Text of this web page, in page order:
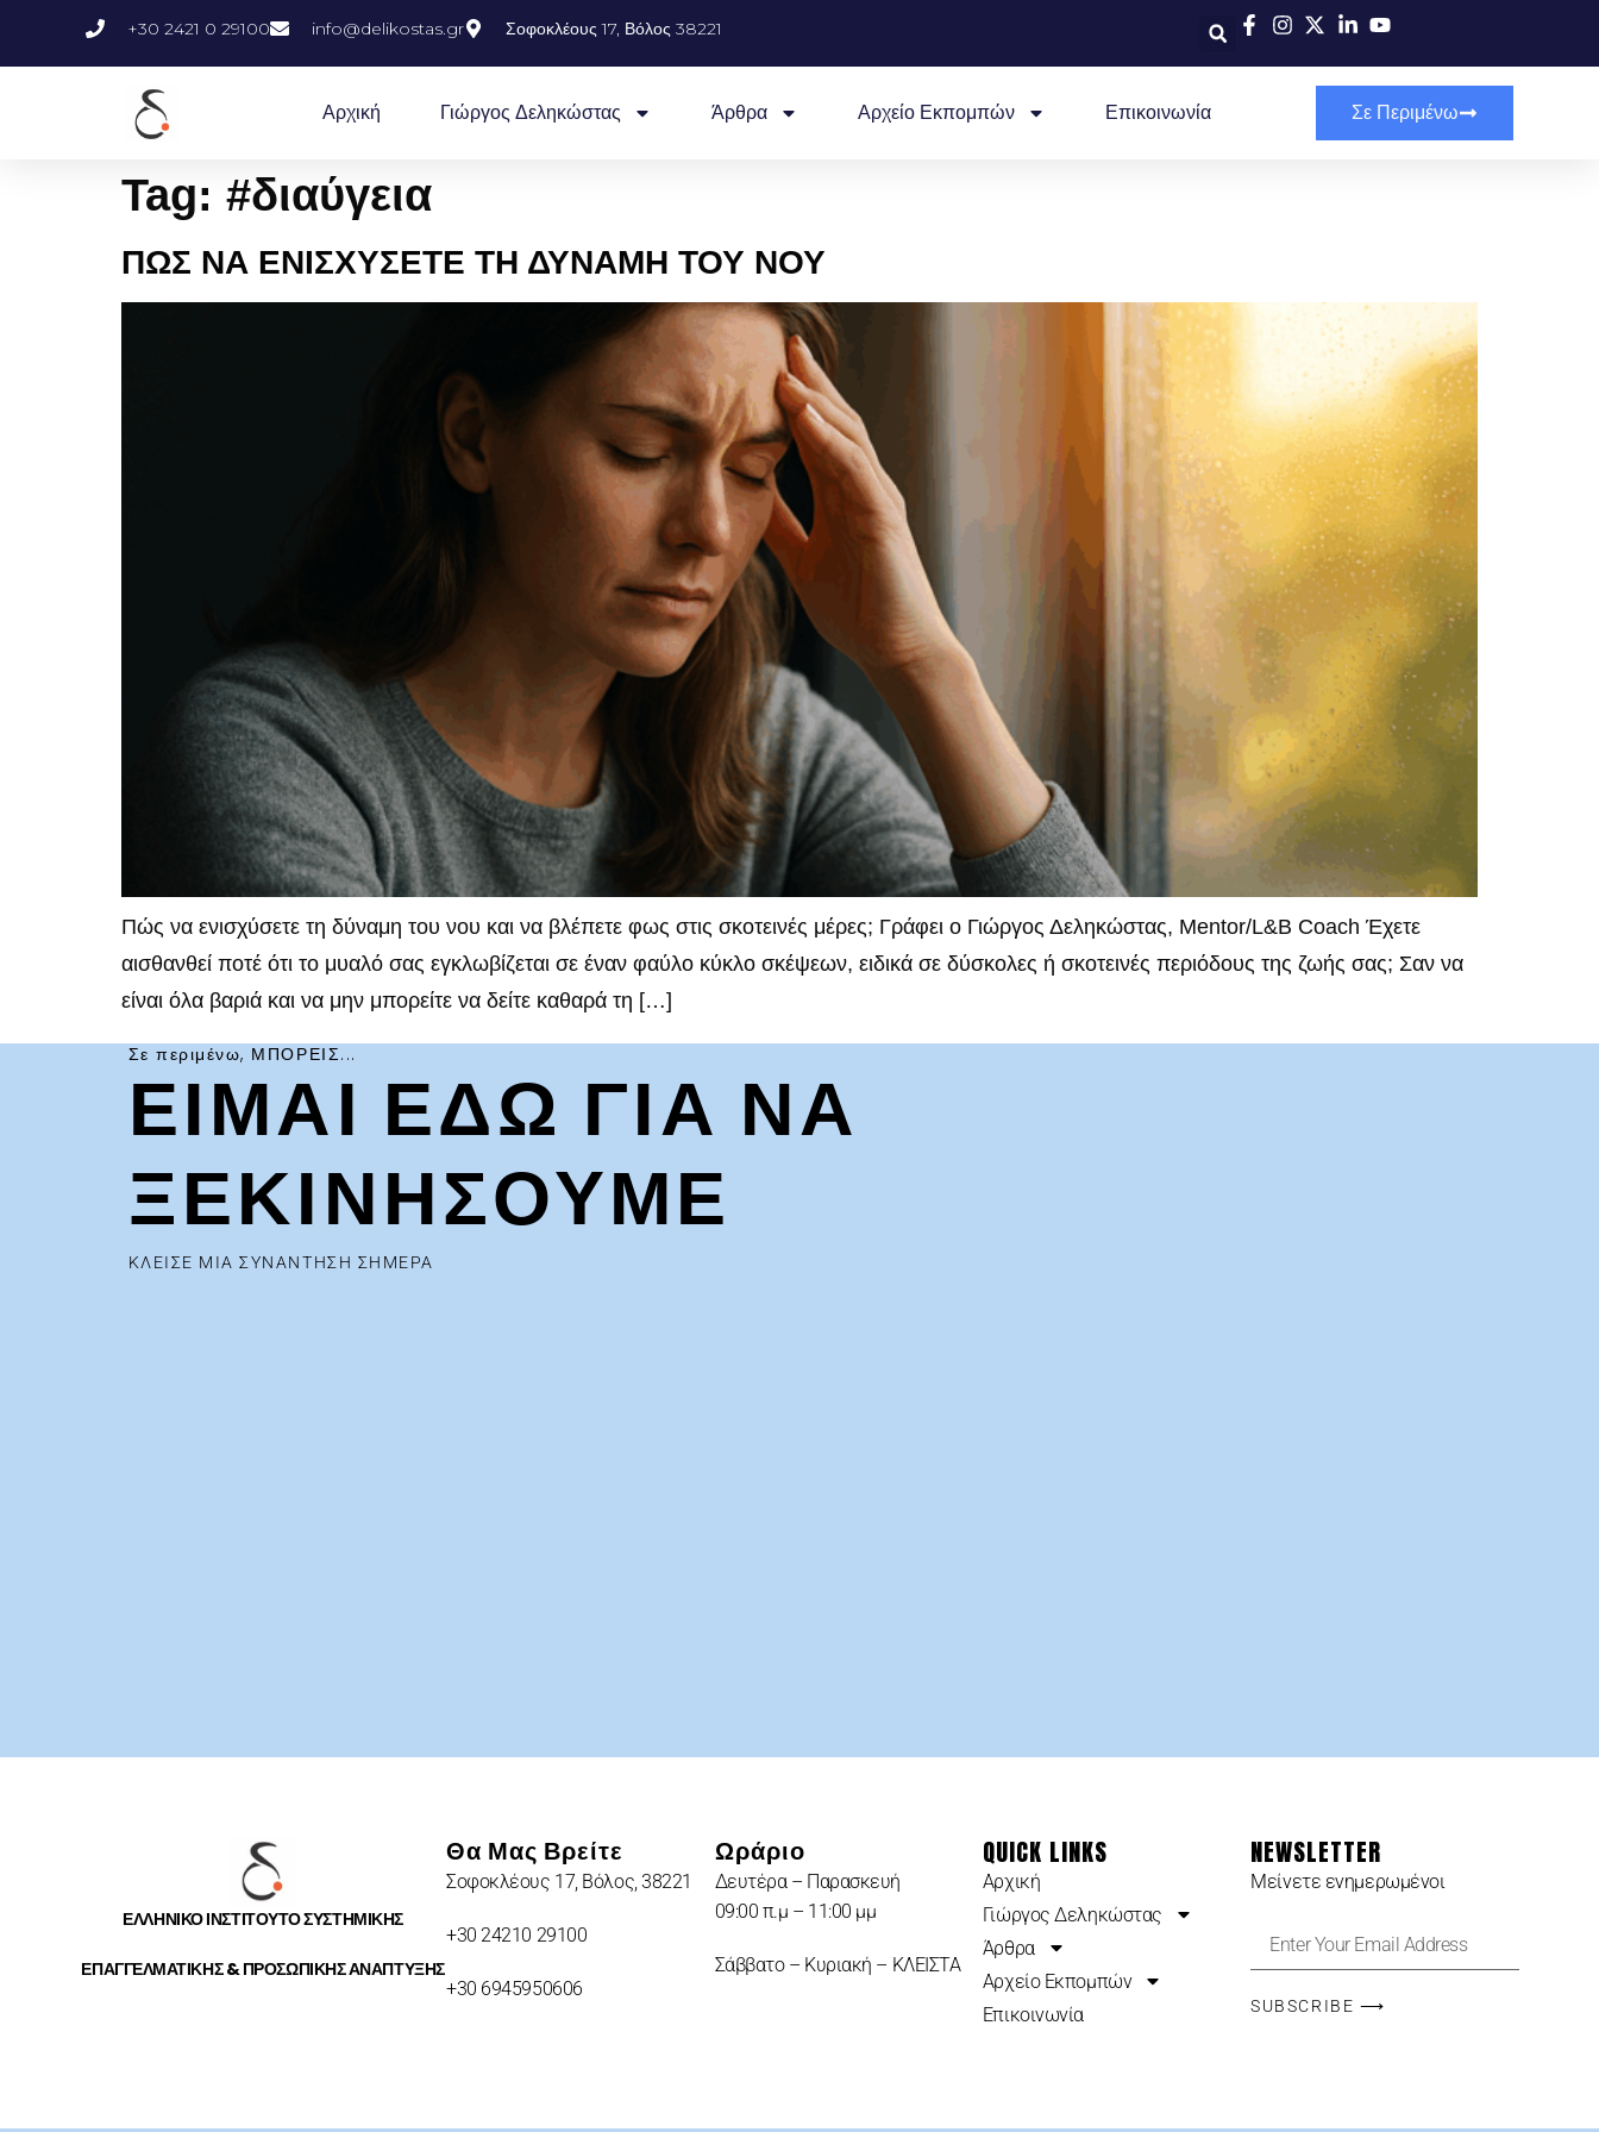
+30 2421 0 29100 info@delikostas.gr Σοφοκλέους 17, Βόλος 38221
Αρχική Γιώργος Δεληκώστας Άρθρα Αρχείο Εκπομπών Επικοινωνία Σε Περιμένω
Tag: #διαύγεια
ΠΩΣ ΝΑ ΕΝΙΣΧΥΣΕΤΕ ΤΗ ΔΥΝΑΜΗ ΤΟΥ ΝΟΥ
Πώς να ενισχύσετε τη δύναμη του νου και να βλέπετε φως στις σκοτεινές μέρες; Γράφει ο Γιώργος Δεληκώστας, Mentor/L&B Coach Έχετε
αισθανθεί ποτέ ότι το μυαλό σας εγκλωβίζεται σε έναν φαύλο κύκλο σκέψεων, ειδικά σε δύσκολες ή σκοτεινές περιόδους της ζωής σας; Σαν να
είναι όλα βαριά και να μην μπορείτε να δείτε καθαρά τη […]
Σε περιμένω, ΜΠΟΡΕΙΣ...
ΕΙΜΑΙ ΕΔΩ ΓΙΑ ΝΑ
ΞΕΚΙΝΗΣΟΥΜΕ
ΚΛΕΙΣΕ ΜΙΑ ΣΥΝΑΝΤΗΣΗ ΣΗΜΕΡΑ
ΕΛΛΗΝΙΚΟ ΙΝΣΤΙΤΟΥΤΟ ΣΥΣΤΗΜΙΚΗΣ
ΕΠΑΓΓΕΛΜΑΤΙΚΗΣ & ΠΡΟΣΩΠΙΚΗΣ ΑΝΑΠΤΥΞΗΣ
Θα Μας Βρείτε
Σοφοκλέους 17, Βόλος, 38221
+30 24210 29100
+30 6945950606
Ωράριο
Δευτέρα – Παρασκευή
09:00 π.μ – 11:00 μμ
Σάββατο – Κυριακή – ΚΛΕΙΣΤΑ
QUICK LINKS
Αρχική
Γιώργος Δεληκώστας
Άρθρα
Αρχείο Εκπομπών
Επικοινωνία
NEWSLETTER
Μείνετε ενημερωμένοι
SUBSCRIBE ⟶